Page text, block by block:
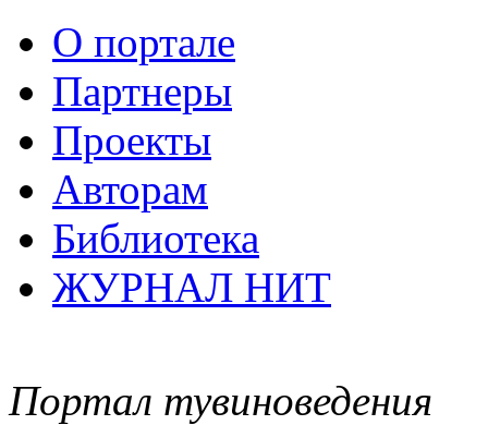
О портале
Партнеры
Проекты
Авторам
Библиотека
ЖУРНАЛ НИТ
Портал тувиноведения